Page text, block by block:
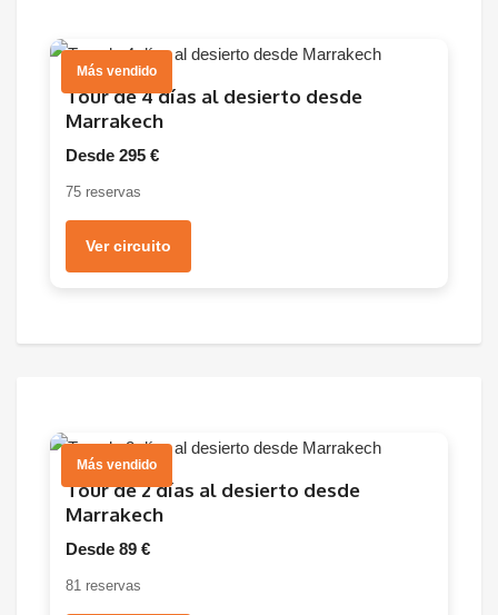
Más vendido
Tour de 4 días al desierto desde
Marrakech
Desde 295 €
75 reservas
Ver circuito
Más vendido
Tour de 2 días al desierto desde
Marrakech
Desde 89 €
81 reservas